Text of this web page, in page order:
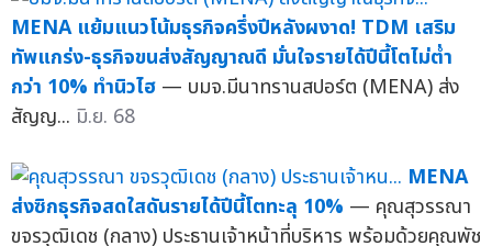
MENA แย้มแนวโน้มธุรกิจครึ่งปีหลังผงาด! TDM เสริม
ทัพแกร่ง-ธุรกิจขนส่งสัญญาณดี มั่นใจรายได้ปีนี้โตไม่ต่ำ
กว่า 10% ทำนิวไฮ — บมจ.มีนาทรานสปอร์ต (MENA) ส่ง
สัญญ... มิ.ย. 68
MENA
ส่งซิกธุรกิจสดใสดันรายได้ปีนี้โตทะลุ 10% — คุณสุวรรณา
ขจรวุฒิเดช (กลาง) ประธานเจ้าหน้าที่บริหาร พร้อมด้วยคุณพัช